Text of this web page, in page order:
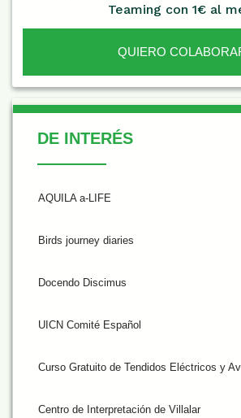
Teaming con 1€ al
QUIERO
De Interés
DE INTERÉS
AQUILA a-LIFE
Birds journey diaries
Docendo Discimus
UICN Comité Español
Curso Gratuito de Tendidos Eléctricos y
Centro de Interpretación de Villalar